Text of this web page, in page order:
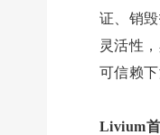
证、销
灵活性
可信赖
Livium